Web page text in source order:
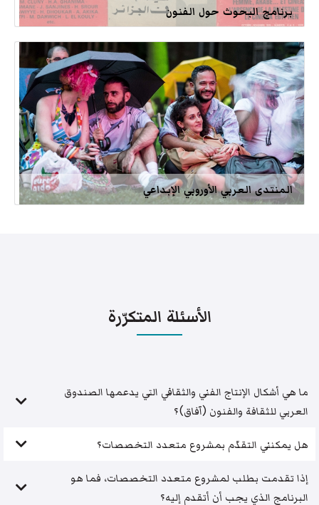
برنامج البحوث حول الفنون
المنتدى العربي الأوروبي الإبداعي
الأسئلة المتكرّرة
ما هي أشكال الإنتاج الفني والثقافي التي يدعمها الصندوق
العربي للثقافة والفنون (آفاق)؟
هل يمكنني التقدّم بمشروع متعدد التخصصات؟
إذا تقدمت بطلب لمشروع متعدد التخصصات، فما هو
البرنامج الذي يجب أن أتقدم إليه؟